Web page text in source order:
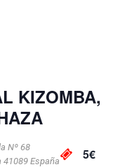
KIZOMBA,
Nº 68
41089 España 5€